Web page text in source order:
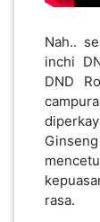
Nah..
inchi
DND
rasa.
PERAK(41)
NEGERI